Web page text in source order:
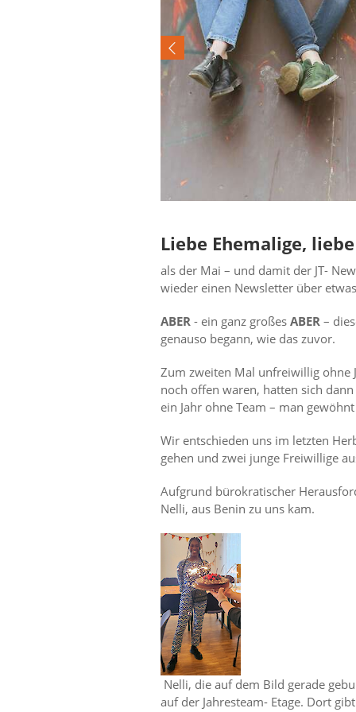
Liebe Ehemalige,
als der Mai – und damit der JT-
wieder einen Newsletter über
ABER - ein ganz großes ABER –
genauso begann, wie das zuvor.
Zum zweiten Mal unfreiwillig ohne
noch offen waren, hatten sich
ein Jahr ohne Team – man
Wir entschieden uns im letzten
gehen und zwei junge Freiwillige
Aufgrund bürokratischer
Nelli, aus Benin zu uns kam.
Nelli, die auf dem Bild gerade
auf der Jahresteam- Etage. Dort